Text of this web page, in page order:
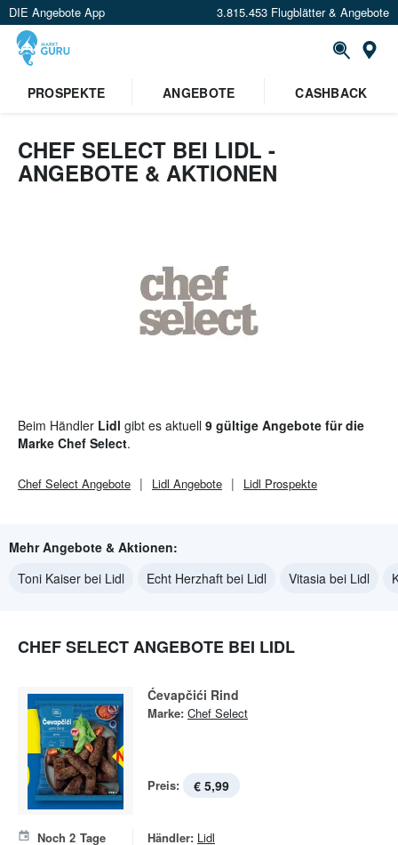
DIE Angebote App 3.815.453 Flugblätter & Angebote
PROSPEKTE
ANGEBOTE CASHBACK
CHEF SELECT BEI LIDL -
ANGEBOTE & AKTIONEN
Beim Händler Lidl gibt es aktuell 9 gültige Angebote für die
Marke Chef Select.
Chef Select Angebote Lidl Angebote Lidl Prospekte
Mehr Angebote & Aktionen:
Toni Kaiser bei Lidl
Echt Herzhaft bei Lidl Vitasia bei Lidl
CHEF SELECT ANGEBOTE BEI LIDL
Ćevapčići Rind
Marke: Chef Select
Preis: € 5,99
Noch 2 Tage
Händler: Lidl